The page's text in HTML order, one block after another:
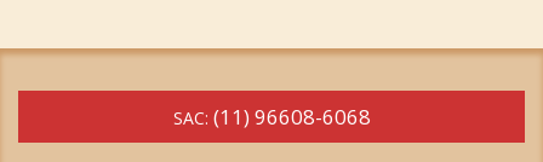
SAC: (11) 96608-6068